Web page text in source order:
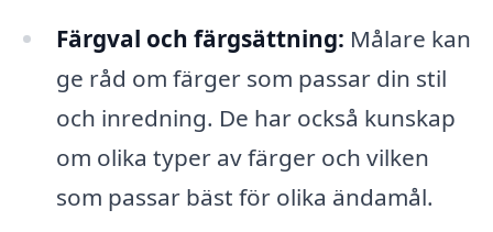
Färgval och färgsättning: Målare kan
ge råd om färger som passar din stil
och inredning. De har också kunskap
om olika typer av färger och vilken
som passar bäst för olika ändamål.